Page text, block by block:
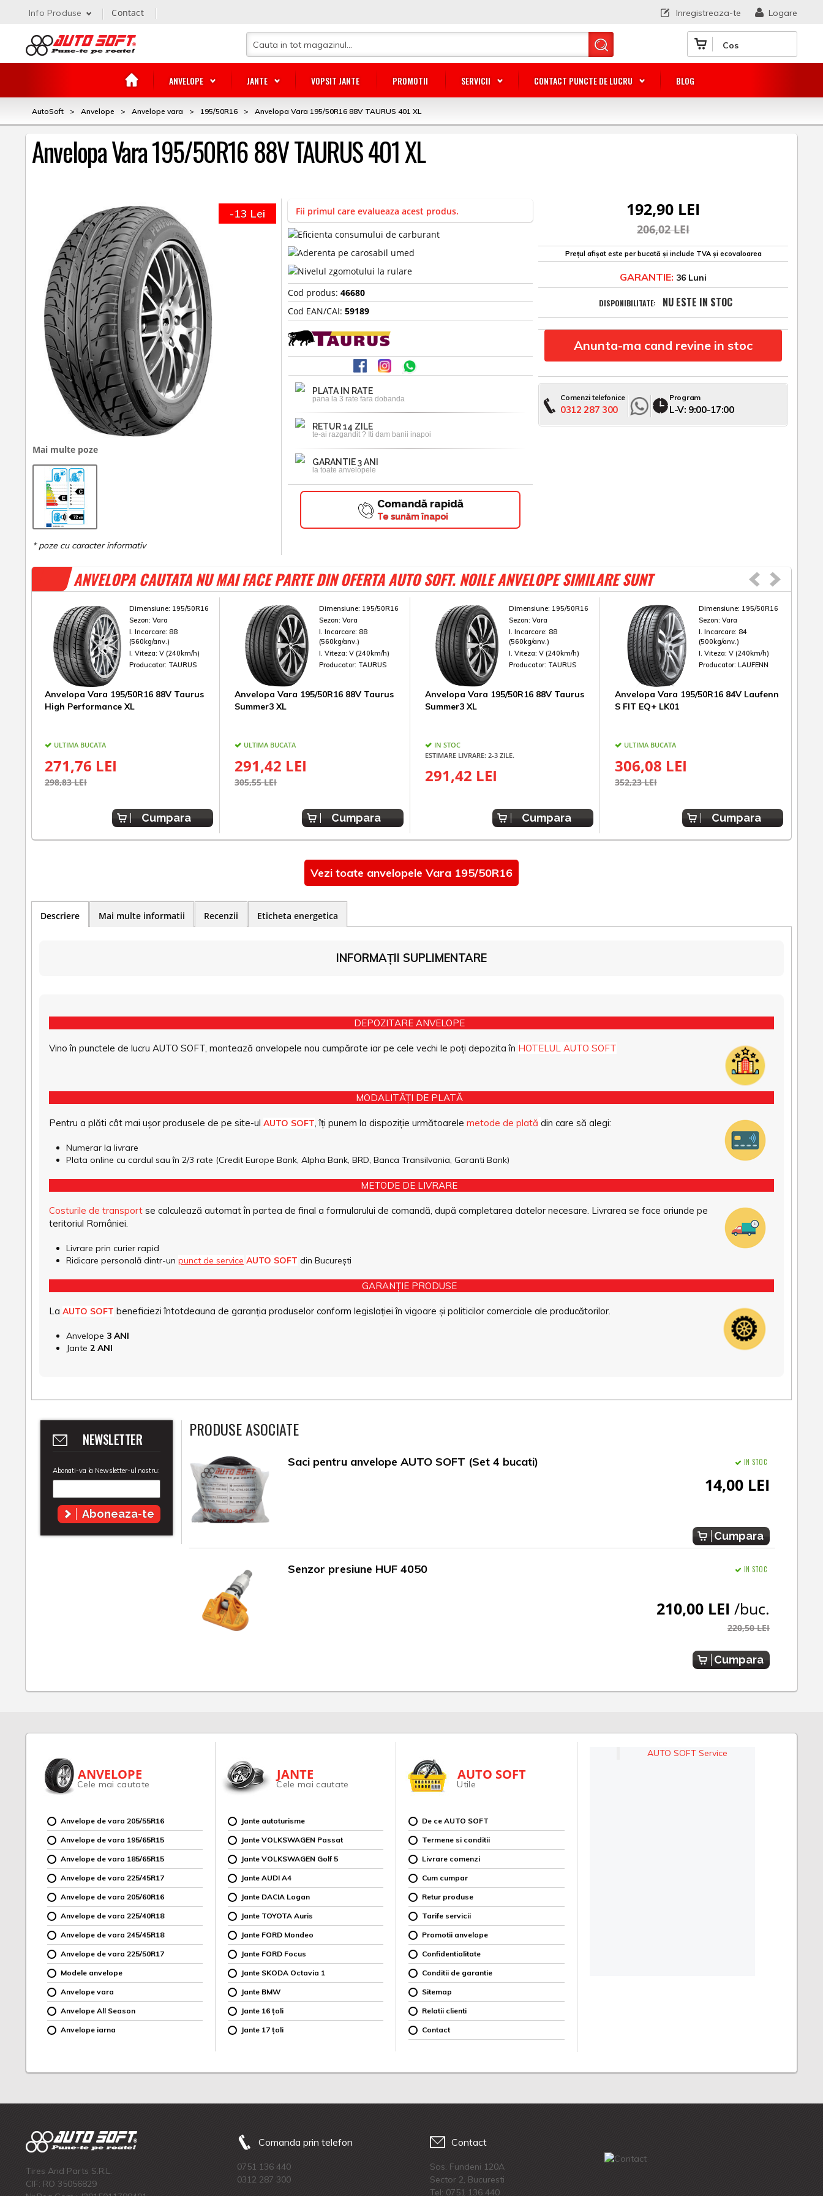
Cos
ANVELOPE JANTE VOPSIT JANTE PROMOTII SERVICII CONTACT PUNCTE DE LUCRU BLOG
Logare
Inregistreaza-te
Info Produse Contact
AutoSoft > Anvelope > Anvelope vara > 195/50R16 > Anvelopa Vara 195/50R16 88V TAURUS 401 XL
Anvelopa Vara 195/50R16 88V TAURUS 401 XL
Mai multe poze
-13 Lei Fii primul care evalueaza acest produs.
Cod produs:46680
Cod EAN/CAI:59189
PLATA IN RATE
pana la 3 rate fara dobanda
RETUR 14 ZILE
te-ai razgandit ? Iti dam banii inapoi
GARANTIE 3 ANI
la toate anvelopele
Comandă rapidă
Te sunăm înapoi
192,90 LEI
206,02 LEI
Prețul afișat este per bucată și include TVA și ecovaloarea
GARANTIE: 36 Luni
DISPONIBILITATE: NU ESTE IN STOC
Anunta-ma cand revine in stoc
Comenzi telefonice
0312 287 300
Program
L-V: 9:00-17:00
ANVELOPA CAUTATA NU MAI FACE PARTE DIN OFERTA AUTO SOFT. NOILE ANVELOPE SIMILARE SUNT
Dimensiune: 195/50R16
Sezon: Vara
I. Incarcare: 88
(560kg/anv.)
I. Viteza: V (240km/h)
Producator: TAURUS
Anvelopa Vara 195/50R16 88V Taurus
High Performance XL
ULTIMA BUCATA
271,76 LEI
298,83 LEI
Cumpara
Dimensiune: 195/50R16
Sezon: Vara
I. Incarcare: 88
(560kg/anv.)
I. Viteza: V (240km/h)
Producator: TAURUS
Anvelopa Vara 195/50R16 88V Taurus
Summer3 XL
ULTIMA BUCATA
291,42 LEI
305,55 LEI
Cumpara
Dimensiune: 195/50R16
Sezon:Vara
I. Incarcare: 88
(560kg/anv.)
I. Viteza:V (240km/h)
Producator: TAURUS
Anvelopa Vara 195/50R16 88V Taurus
Summer3 XL
IN STOC
ESTIMARE LIVRARE: 2-3 ZILE.
291,42 LEI
Cumpara
Dimensiune: 195/50R16
Sezon:Vara
I. Incarcare: 84
(500kg/anv.)
I. Viteza:V (240km/h)
Producator:LAUFENN
Anvelopa Vara 195/50R16 84V Laufenn
S FIT EQ+ LK01
ULTIMA BUCATA
306,08 LEI
352,23 LEI
Cumpara
Vezi toate anvelopele Vara 195/50R16
Descriere Mai multe informatii Recenzii Eticheta energetica
INFORMAȚII SUPLIMENTARE
DEPOZITARE ANVELOPE
Vino în punctele de lucru AUTO SOFT, montează anvelopele nou cumpărate iar pe cele vechi le poți depozita în HOTELUL AUTO SOFT
MODALITĂȚI DE PLATĂ
Pentru a plăti cât mai ușor produsele de pe site-ul AUTO SOFT, îți punem la dispoziție următoarele metode de plată din care să alegi:
Numerar la livrare
Plata online cu cardul sau în 2/3 rate (Credit Europe Bank, Alpha Bank, BRD, Banca Transilvania, Garanti Bank)
METODE DE LIVRARE
Costurile de transport se calculează automat în partea de final a formularului de comandă, după completarea datelor necesare. Livrarea se face oriunde pe
teritoriul României.
Livrare prin curier rapid
Ridicare personală dintr-un punct de service AUTO SOFT din București
GARANȚIE PRODUSE
La AUTO SOFT beneficiezi întotdeauna de garanția produselor conform legislației în vigoare și politicilor comerciale ale producătorilor.
Anvelope 3 ANI
Jante 2 ANI
NEWSLETTER
Abonati-va la Newsletter-ul nostru:
Aboneaza-te
PRODUSE ASOCIATE
Saci pentru anvelope AUTO SOFT (Set 4 bucati) IN STOC
14,00 LEI
Cumpara
Senzor presiune HUF 4050 IN STOC
210,00 LEI /buc.
220,50 LEI
Cumpara
ANVELOPE
Cele mai cautate
Anvelope de vara 205/55R16
Anvelope de vara 195/65R15
Anvelope de vara 185/65R15
Anvelope de vara 225/45R17
Anvelope de vara 205/60R16
Anvelope de vara 225/40R18
Anvelope de vara 245/45R18
Anvelope de vara 225/50R17
Modele anvelope
Anvelope vara
Anvelope All Season
Anvelope iarna
JANTE
Cele mai cautate
Jante autoturisme
Jante VOLKSWAGEN Passat
Jante VOLKSWAGEN Golf 5
Jante AUDI A4
Jante DACIA Logan
Jante TOYOTA Auris
Jante FORD Mondeo
Jante FORD Focus
Jante SKODA Octavia 1
Jante BMW
Jante 16 țoli
Jante 17 țoli
AUTO SOFT
Utile
De ce AUTO SOFT
Termene si conditii
Livrare comenzi
Cum cumpar
Retur produse
Tarife servicii
Promotii anvelope
Confidentialitate
Conditii de garantie
Sitemap
Relatii clienti
Contact
AUTO SOFT Service
Tires And Parts S.R.L.
CIF: RO 35056829
Comanda prin telefon
0751 136 440
0312 287 300
Contact
Sos. Fundeni 120A
Sector 2, Bucuresti
Tel: 0751 136 440